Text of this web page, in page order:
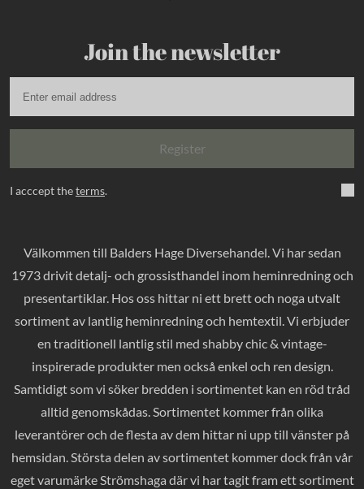
Join the newsletter
Register
I acccept theterms.
Välkommen till Balders Hage Diversehandel. Vi har sedan
1973 drivit detalj- och grossisthandel inom heminredning och
presentartiklar. Hos oss hittar ni ett brett och noga utvalt
sortiment av lantlig heminredning och hemtextil. Vi erbjuder
en traditionell lantlig stil med shabby chic & vintage-
inspirerade produkter men också enkel och ren design.
Samtidigt som vi söker bredden i sortimentet kan en röd tråd
alltid genomskådas. Sortimentet kommer från olika
leverantörer och de flesta av dem hittar ni upp till vänster på
hemsidan. Största delen av sortimentet kommer dock från vår
eget varumärke Strömshaga där vi har tagit fram ett sortiment